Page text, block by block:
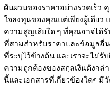
BTC New User Exclusive:
BTC Flexible Staking |
ผันผวนของราคาอย่างรวดเร็ว
ใจลงทุนของคุณแต่เพียงผู้เดียว
ความสูญเสียใด ๆ ที่คุณอาจได้
ที่สามสำหรับราคาและข้อมูลอื่น
ที่ระบุไว้ข้างต้น และเราจะไม่
ความถูกต้องของสกุลเงินดังก
นี้และเอกสารที่เกี่ยวข้องใดๆ มี